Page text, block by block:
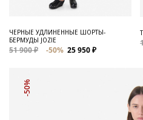
ЧЕРНЫЕ УДЛИНЕННЫЕ ШОРТЫ-
БЕРМУДЫ JOZIE
51 900 ₽ -50% 25 950 ₽
-50%